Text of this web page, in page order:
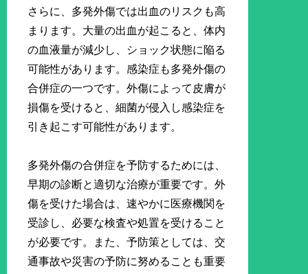
さらに、多発外傷では出血のリスクも高
まります。大量の出血が起こると、体内
の血液量が減少し、ショック状態に陥る
可能性があります。感染症も多発外傷の
合併症の一つです。外傷によって皮膚が
損傷を受けると、細菌が侵入し感染症を
引き起こす可能性があります。
多発外傷の合併症を予防するためには、
早期の診断と適切な治療が重要です。外
傷を受けた場合は、速やかに医療機関を
受診し、必要な検査や処置を受けること
が必要です。また、予防策としては、交
通事故や災害の予防に努めることも重要